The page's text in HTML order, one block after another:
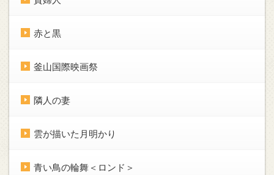
赤と黒
釜山国際映画祭
隣人の妻
雲が描いた月明かり
青い鳥の輪舞＜ロンド＞